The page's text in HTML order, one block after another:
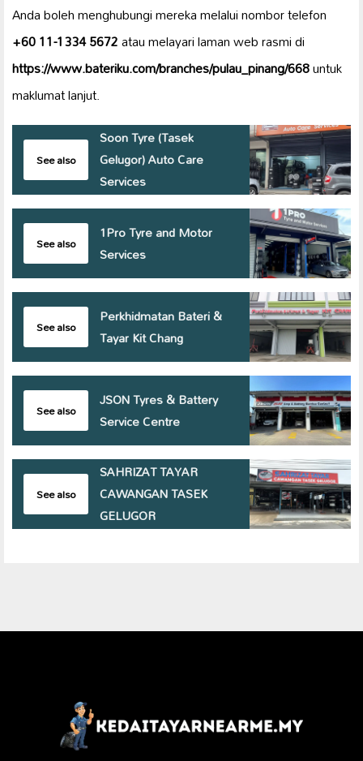
Anda boleh menghubungi mereka melalui nombor telefon
+60 11-1334 5672atau melayari laman web rasmi di
https://www.bateriku.com/branches/pulau_pinang/668untuk
maklumat lanjut.
See also
Soon Tyre (Tasek
Gelugor) Auto Care
Services
See also
1Pro Tyre and Motor
Services
See also
Perkhidmatan Bateri &
Tayar Kit Chang
See also
JSON Tyres & Battery
Service Centre
See also
SAHRIZAT TAYAR
CAWANGAN TASEK
GELUGOR